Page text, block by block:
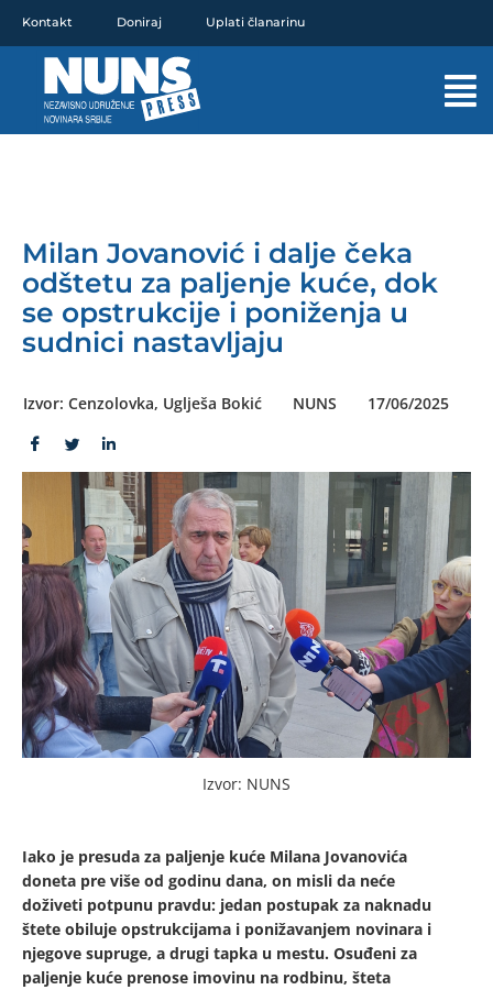
sadržaj
Kontakt Doniraj Uplati članarinu
Milan Jovanović i dalje čeka
odštetu za paljenje kuće, dok
se opstrukcije i poniženja u
sudnici nastavljaju
Izvor: Cenzolovka, Uglješa Bokić NUNS 17/06/2025
Izvor: NUNS
Iako je presuda za paljenje kuće Milana Jovanovića
doneta pre više od godinu dana, on misli da neće
doživeti potpunu pravdu: jedan postupak za naknadu
štete obiluje opstrukcijama i ponižavanjem novinara i
njegove supruge, a drugi tapka u mestu. Osuđeni za
paljenje kuće prenose imovinu na rodbinu, šteta